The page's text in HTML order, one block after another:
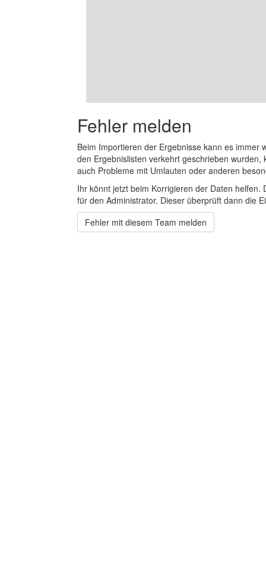
Fehler melden
Beim Importieren der Ergebnisse kann es
den Ergebnislisten verkehrt geschrieben
auch Probleme mit Umlauten oder anderen
Ihr könnt jetzt beim Korrigieren der Daten
für den Administrator. Dieser überprüft dann die
Fehler mit diesem Team melden